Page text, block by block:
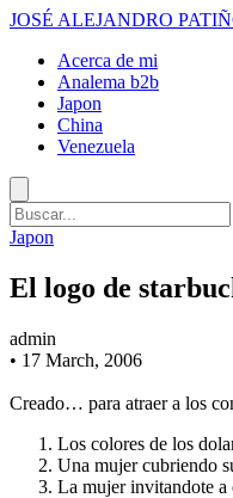
JOSÉ ALEJANDRO
Acerca de mi
Analema b2b
Japon
China
Venezuela
Japon
El logo de
admin
• 17 March, 2006
Creado… para atraer a los
Los colores de los
Una mujer cubriendo
La mujer invitandote a